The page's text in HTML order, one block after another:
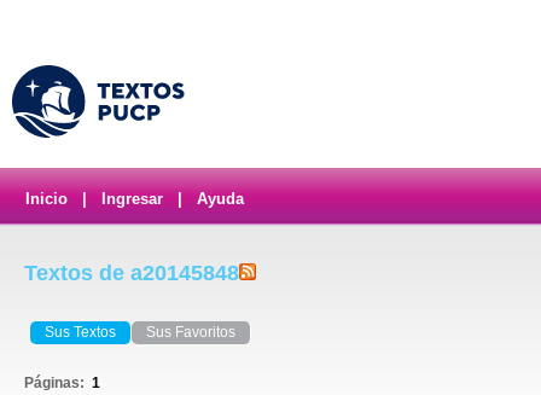
Inicio Ingresar Ayuda
Textos de a20145848
Sus Textos Sus Favoritos
Páginas: 1